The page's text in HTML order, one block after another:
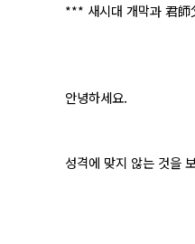
*** 새시대 개막과 君
안녕하세요.
성격에 맞지 않는 것을